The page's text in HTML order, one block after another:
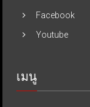
Facebook
Youtube
เมนู